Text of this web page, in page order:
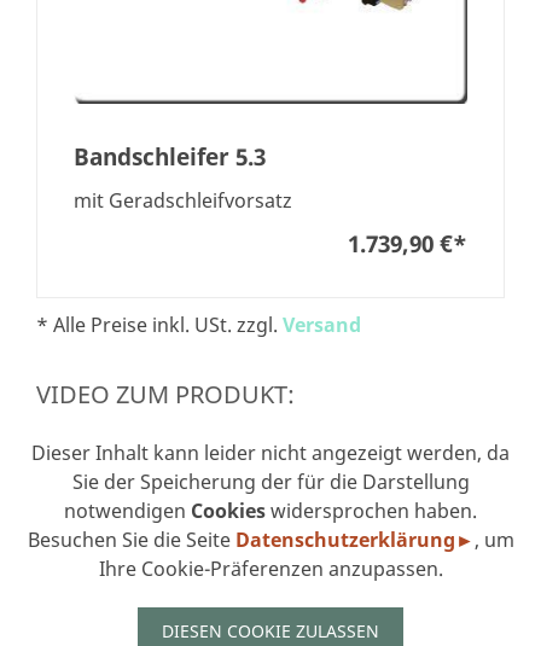
Bandschleifer 5.3
mit Geradschleifvorsatz
1.739,90 €*
* Alle Preise inkl. USt. zzgl. Versand
VIDEO ZUM PRODUKT:
Dieser Inhalt kann leider nicht angezeigt werden, da
Sie der Speicherung der für die Darstellung
notwendigen Cookieswidersprochen haben.
Besuchen Sie die Seite Datenschutzerklärung►, um
Ihre Cookie-Präferenzen anzupassen.
DIESEN COOKIE ZULASSEN